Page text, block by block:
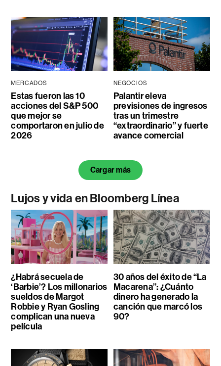
MERCADOS
Estas fueron las 10
acciones del S&P 500
que mejor se
comportaron en julio de
2026
NEGOCIOS
Palantir eleva
previsiones de ingresos
tras un trimestre
“extraordinario” y fuerte
avance comercial
Cargar más
Lujos y vida en Bloomberg Línea
¿Habrá secuela de
‘Barbie’? Los millonarios
sueldos de Margot
Robbie y Ryan Gosling
complican una nueva
película
30 años del éxito de “La
Macarena”: ¿Cuánto
dinero ha generado la
canción que marcó los
90?